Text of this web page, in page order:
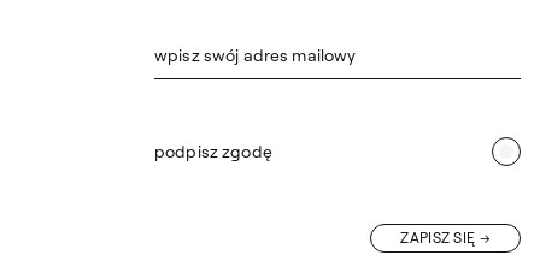
wpisz swój adres mailowy
podpisz zgodę
ZAPISZ SIĘ